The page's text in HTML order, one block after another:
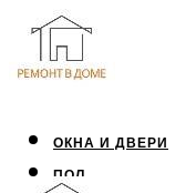
ОКНА И ДВЕРИ
ПОЛ